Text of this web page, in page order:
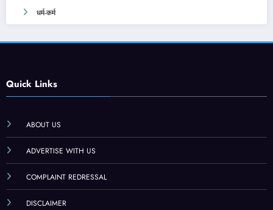
धर्म-कर्म
Quick Links
ABOUT US
ADVERTISE WITH US
COMPLAINT REDRESSAL
DISCLAIMER